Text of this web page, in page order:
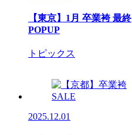
【東京】1月 卒業袴 最終
POPUP
トピックス
2025.12.01